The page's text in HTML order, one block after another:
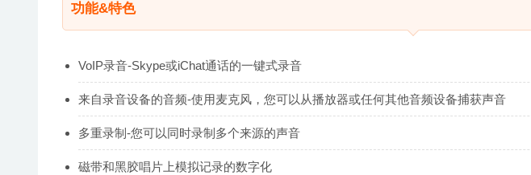
功能&特色
VoIP录音-Skype或iChat通话的一键式录音
来自录音设备的音频-使用麦克风，您可以从播放器或任何其他音频设备捕获声音
多重录制-您可以同时录制多个来源的声音
磁带和黑胶唱片上模拟记录的数字化